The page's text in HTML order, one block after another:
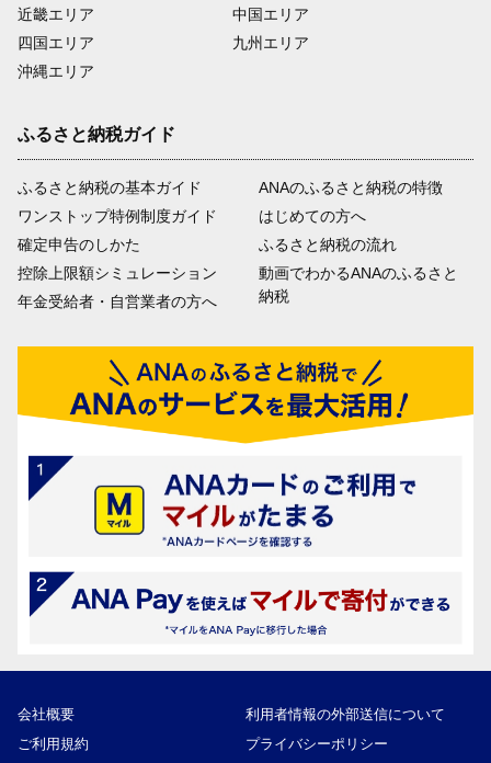
近畿エリア
四国エリア
沖縄エリア
中国エリア
九州エリア
ふるさと納税ガイド
ふるさと納税の基本ガイド
ワンストップ特例制度ガイド
確定申告のしかた
控除上限額シミュレーション
年金受給者・自営業者の方へ
ANAのふるさと納税の特徴
はじめての方へ
ふるさと納税の流れ
動画でわかるANAのふるさと
納税
会社概要
利用者情報の外部送信について
ご利用規約
プライバシーポリシー